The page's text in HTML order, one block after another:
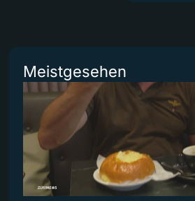
Meistgesehen